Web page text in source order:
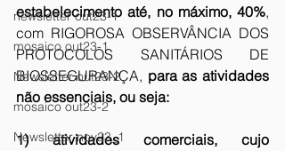
newsletter out23-1
mosaico out23-1
Newsletter out23-2
mosaico out23-2
Newsletter nov23_1
estabelecimento até, no máximo, 40%,
com RIGOROSA OBSERVÂNCIA DOS
PROTOCOLOS SANITÁRIOS DE
BIOSSEGURANÇA, para as atividades
não essenciais, ou seja:
1) atividades comerciais, cujo